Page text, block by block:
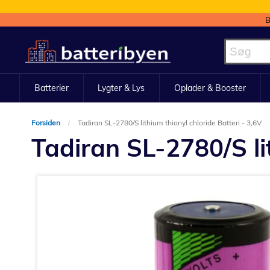
to
Content
Batterier Lygter & Lys Oplader & Booster
Forsiden Tadiran SL-2780/S lithium thionyl chloride Batteri - 3,6V
Tadiran SL-2780/S